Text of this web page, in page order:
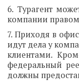
6. Турагент
компании
7. Приходя в
идут дела у
клиентами.
федеральный
должны